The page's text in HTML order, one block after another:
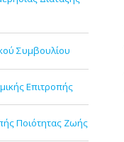
Συμβουλίου
Επιτροπής
Ποιότητας Ζωής